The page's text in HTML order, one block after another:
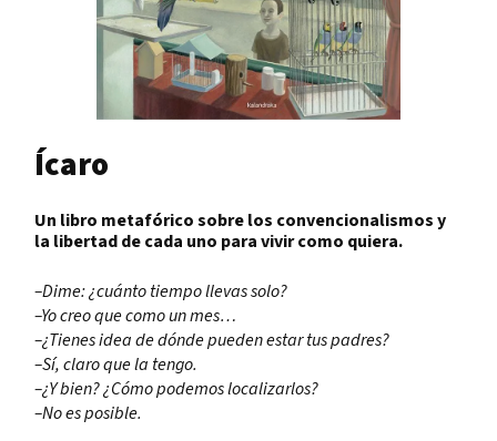
Ícaro
Un libro metafórico sobre los convencionalismos y
la libertad de cada uno para vivir como quiera.
–Dime: ¿cuánto tiempo llevas solo?
–Yo creo que como un mes…
–¿Tienes idea de dónde pueden estar tus padres?
–Sí, claro que la tengo.
–¿Y bien? ¿Cómo podemos localizarlos?
–No es posible.